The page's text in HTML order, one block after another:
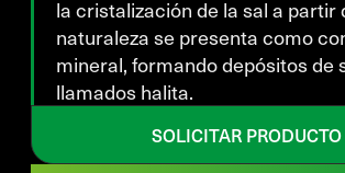
la cristalización de la sal a partir
naturaleza se presenta como
mineral, formando depósitos de
llamados halita.
SOLICITAR PRODUCTO